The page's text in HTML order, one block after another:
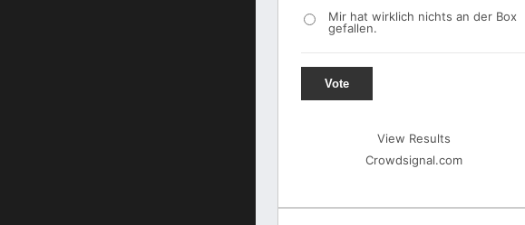
Mir hat wirklich nichts an der Box
gefallen.
Vote
View Results
Crowdsignal.com